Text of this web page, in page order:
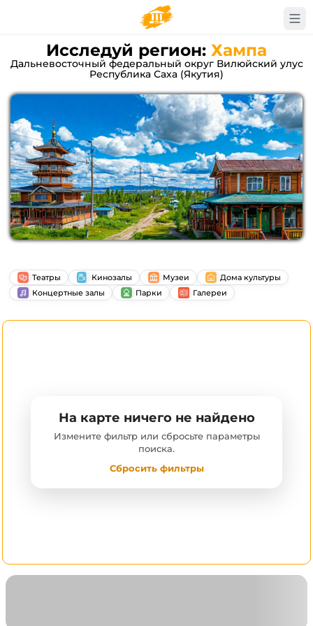
Исследуй регион: Хампа
Дальневосточный федеральный округ Вилюйский улус
Республика Саха (Якутия)
Театры Кинозалы Музеи
Дома культуры
Концертные залы
Парки Галереи
На карте ничего не найдено
Измените фильтр или сбросьте параметры
поиска.
Сбросить фильтры